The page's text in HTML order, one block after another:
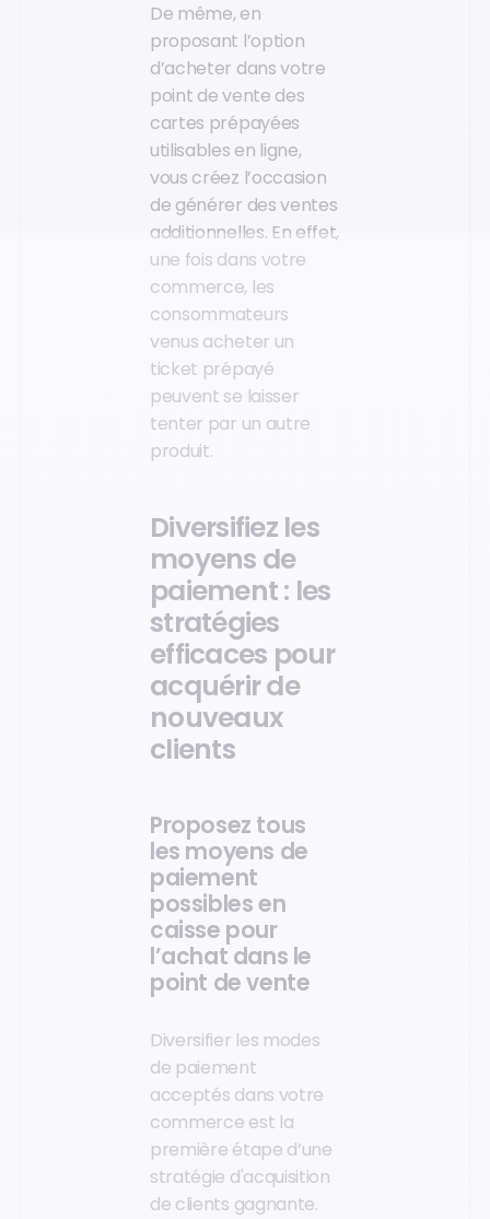
De même, en
proposant l’option
d’acheter dans votre
point de vente des
cartes prépayées
utilisables en ligne,
vous créez l’occasion
de générer des ventes
additionnelles. En effet,
une fois dans votre
commerce, les
consommateurs
venus acheter un
ticket prépayé
peuvent se laisser
tenter par un autre
produit.
Diversifiez les
moyens de
paiement : les
stratégies
efficaces pour
acquérir de
nouveaux
clients
Proposez tous
les moyens de
paiement
possibles en
caisse pour
l’achat dans le
point de vente
Diversifier les modes
de paiement
acceptés dans votre
commerce est la
première étape d’une
stratégie d'acquisition
de clients gagnante.